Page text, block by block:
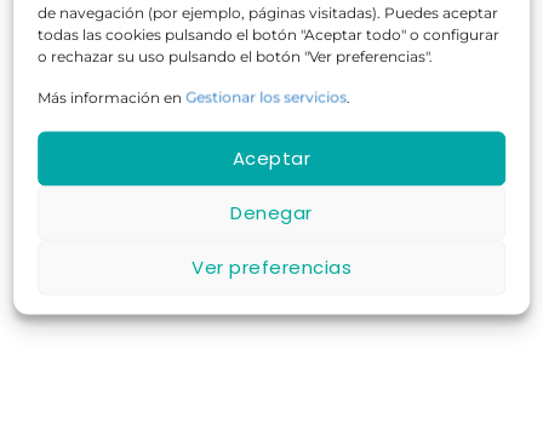
de navegación (por ejemplo, páginas visitadas). Puedes aceptar
todas las cookies pulsando el botón "Aceptar todo" o configurar
o rechazar su uso pulsando el botón "Ver preferencias".
Más información enGestionar los servicios.
Aceptar
Denegar
Ver preferencias
COMPROBAR DISPONIBILIDAD